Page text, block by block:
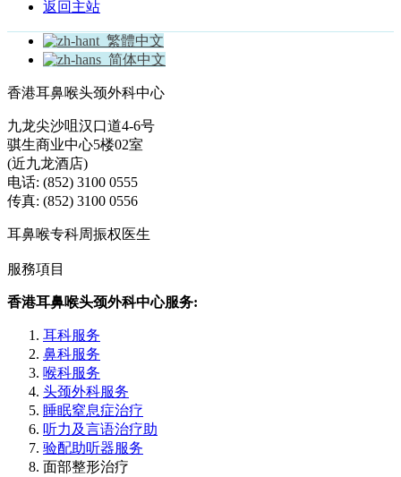
返回主站
繁體中文
简体中文
香港耳鼻喉头颈外科中心
九龙尖沙咀汉口道4-6号
骐生商业中心5楼02室
(近九龙酒店)
电话: (852) 3100 0555
传真: (852) 3100 0556
耳鼻喉专科周振权医生
服務項目
香港耳鼻喉头颈外科中心服务:
耳科服务
鼻科服务
喉科服务
头颈外科服务
睡眠窒息症治疗
听力及言语治疗助
验配助听器服务
面部整形治疗